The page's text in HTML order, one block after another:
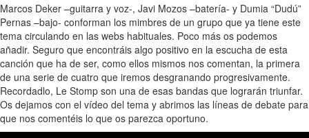
Marcos Deker –guitarra y voz-, Javi Mozos –batería- y Dumia “Dudú”
Pernas –bajo- conforman los mimbres de un grupo que ya tiene este
tema circulando en las webs habituales. Poco más os podemos
añadir. Seguro que encontráis algo positivo en la escucha de esta
canción que ha de ser, como ellos mismos nos comentan, la primera
de una serie de cuatro que iremos desgranando progresivamente.
Recordadlo, Le Stomp son una de esas bandas que lograrán triunfar.
Os dejamos con el vídeo del tema y abrimos las líneas de debate para
que nos comentéis lo que os parezca oportuno.